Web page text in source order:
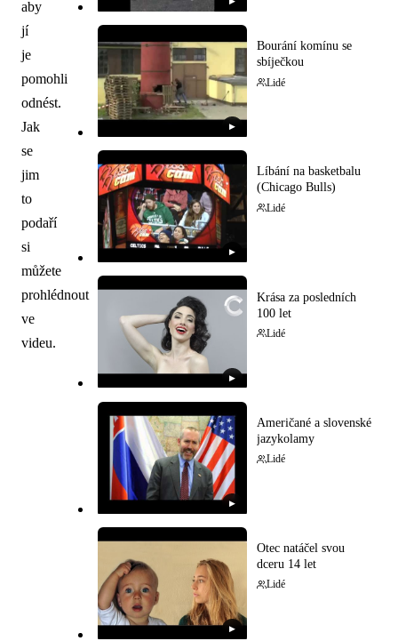
aby
jí
je
pomohli
odnést.
Jak
se
jim
to
podaří
si
můžete
prohlédnout
ve
videu.
▶
Bourání komínu se
sbíječkou
Lidé
▶
Líbání na basketbalu
(Chicago Bulls)
Lidé
▶
Krása za posledních
100 let
Lidé
▶
Američané a slovenské
jazykolamy
Lidé
▶
Otec natáčel svou
dceru 14 let
Lidé